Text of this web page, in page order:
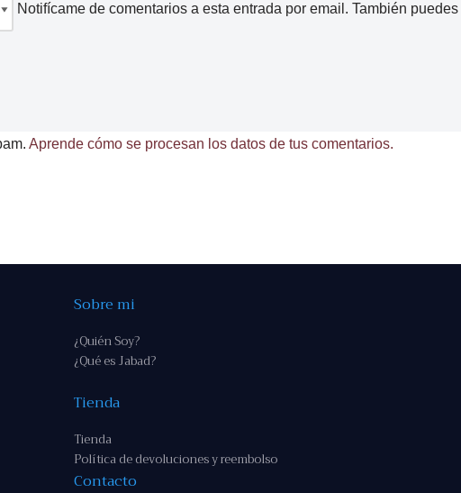
Notifícame de comentarios a esta entrada por email. También puedes
Aprende cómo se procesan los datos de tus comentarios.
Sobre mi
¿Quién Soy?
¿Qué es Jabad?
Tienda
Tienda
Política de devoluciones y reembolso
Contacto